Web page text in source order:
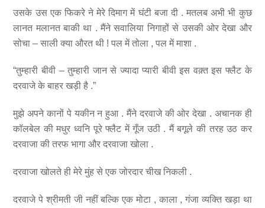
उसके उस एक फिकरे ने मेरे दिमाग में घंटी बजा दी . मतलब अभी भी कुछ
लानत मलानत बाकी था . मैंने सवालिया निगाहों से उसकी ओर देखा और
सोचा – साली क्या औरत थी ! पल में तोला , पल में माशा .
“तुम्हारी बीवी – तुम्हारी जान से ज्यादा प्यारी बीवी इस वक़्त इस फ्लैट के
दरवाजे के बाहर खड़ी है .”
मुझे अपने कानों पे यकीन न हुआ . मैंने दरवाजे की ओर देखा . अचानक ही
कॉलबेल की मधुर ध्वनि पूरे फ्लैट में गूँज उठी . मैं बगूले की तरह उठ कर
दरवाजा की तरफ भागा और दरवाजा खोला .
दरवाजा खोलते ही मेरे मुंह से एक जोरदार चीख निकली .
दरवाजे पे श्रीमती जी नहीं बल्कि एक मोटा , काला , गंजा व्यक्ति खड़ा था